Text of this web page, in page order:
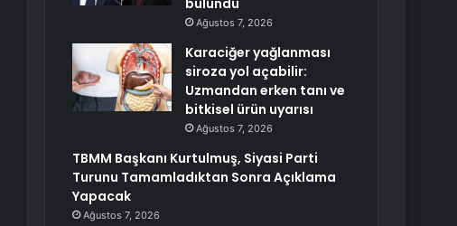
bulundu
Ağustos 7, 2026
Karaciğer yağlanması
siroza yol açabilir:
Uzmandan erken tanı ve
bitkisel ürün uyarısı
Ağustos 7, 2026
TBMM Başkanı Kurtulmuş, Siyasi Parti
Turunu Tamamladıktan Sonra Açıklama
Yapacak
Ağustos 7, 2026